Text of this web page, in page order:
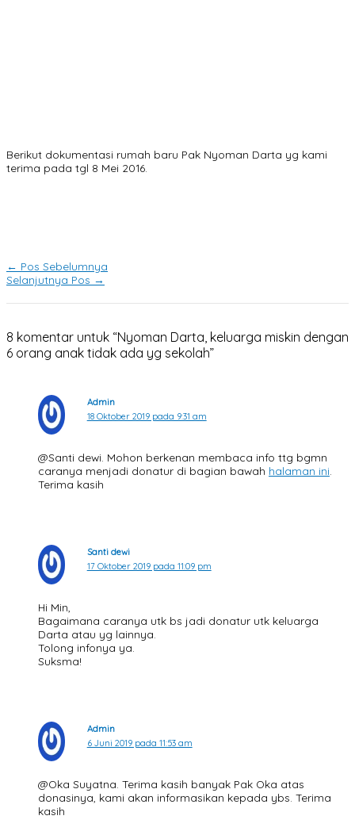
Berikut dokumentasi rumah baru Pak Nyoman Darta yg kami
terima pada tgl 8 Mei 2016.
← Pos Sebelumnya
Selanjutnya Pos →
8 komentar untuk “Nyoman Darta, keluarga miskin dengan
6 orang anak tidak ada yg sekolah”
Admin
18 Oktober 2019 pada 9:31 am
@Santi dewi. Mohon berkenan membaca info ttg bgmn
caranya menjadi donatur di bagian bawah halaman ini
Terima kasih
Santi dewi
17 Oktober 2019 pada 11:09 pm
Hi Min,
Bagaimana caranya utk bs jadi donatur utk keluarga
Darta atau yg lainnya.
Tolong infonya ya.
Suksma!
Admin
6 Juni 2019 pada 11:53 am
@Oka Suyatna. Terima kasih banyak Pak Oka atas
donasinya, kami akan informasikan kepada ybs. Terima
kasih